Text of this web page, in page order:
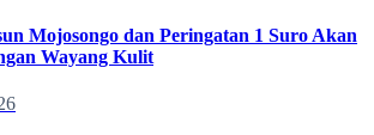
Mojosongo dan Peringatan 1 Suro Akan
Wayang Kulit